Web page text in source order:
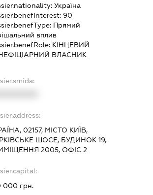
Україна
90
Прямий
вплив
КІНЦЕВИЙ
ВЛАСНИК
02157, МІСТО КИЇВ,
ШОСЕ, БУДИНОК 19,
2005, ОФІС 2
000 грн.